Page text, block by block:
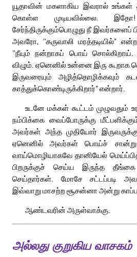
யூதாவின் மகளாகிய இவரால்
கொள்ள முடியவில்லை.
சேர்ந்திருக்கும்பொழுது நீ இவர்களைப்
அவரோ, ‘‘கருவாலி மரத்தடியில்”
‘‘நீயும் நன்றாகப் பொய்
விழும். ஏனெனில் உன்னை இரு கூறாக
இருவரையும் அழித்தொழிக்கவும்
காத்துக்கொண்டிருக்கிறார்” என்றார்.
உடனே மக்கள் கூட்டம் முழுவதும்
நம்பிக்கை வைப்போருக்கு
அவர்கள் அந்த முதியோர்
ஏனெனில் அவர்கள் பொய்ச்
வாய்மொழியாகவே தானியேல்
பிறருக்குச் செய்ய இருந்த
செய்தார்கள். மோசே சட்டப்படி
இவ்வாறு மாசற்ற சூசன்னா அன்று
ஆண்டவரின் அருள்வாக்கு.
அல்லது குறுகிய வாசகம்